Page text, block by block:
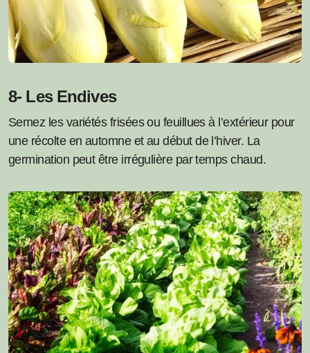
8- Les Endives
Semez les variétés frisées ou feuillues à l’extérieur pour
une récolte en automne et au début de l’hiver. La
germination peut être irrégulière par temps chaud.